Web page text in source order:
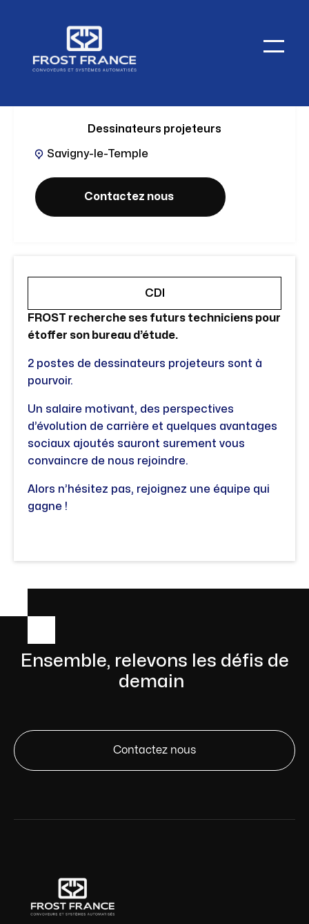
Dessinateurs projeteurs
Savigny-le-Temple
Contactez nous
CDI
FROST recherche ses futurs techniciens pour
étoffer son bureau d’étude.
2 postes de dessinateurs projeteurs sont à
pourvoir.
Un salaire motivant, des perspectives
d’évolution de carrière et quelques avantages
sociaux ajoutés sauront surement vous
convaincre de nous rejoindre.
Alors n’hésitez pas, rejoignez une équipe qui
gagne !
Ensemble, relevons les défis de
demain
Contactez nous